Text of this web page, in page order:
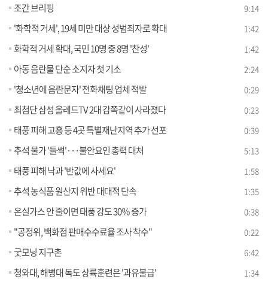
조간 브리핑 9:14
'화학적 거세', 19세 미만 대상 성범죄자로 확대 1:42
화학적 거세 확대, 국민 10명 중 8명 '찬성' 1:42
아동 음란물 단순 소지자 첫 기소 2:24
'청소년에 음란문자' 전화채팅 업체 적발 0:29
최첨단 삼성 올레드TV 2대 감쪽같이 사라졌다 0:23
태풍 피해 고흥 등 4곳 특별재난지역 추가 선포 0:39
추석 물가 '들썩'···불안요인 총력 대처 5:13
태풍 피해 낙과 '반값에 사세요' 1:58
추석 농식품 원산지 위반 대대적 단속 1:35
온실가스 안 줄이면 태풍 강도 30％ 증가 0:38
"공정위, 백화점 판매수수료율 조사 착수" 0:22
굿모닝 지구촌 6:42
청와대, 해병대 독도 상륙훈련은 '과유불급' 1:34